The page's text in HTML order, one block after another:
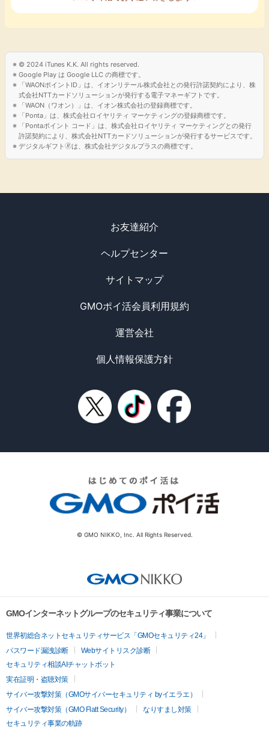
© 2024 iTunes K.K. All rights reserved.
Google Play は Google LLC の商標です。
「WAONポイントID」は、イオンリテール株式会社との発行許諾契約により、株
式会社NTTカードソリューションが発行する電子マネーギフトです。
「WAON（ワオン）」は、イオン株式会社の登録商標です。
「Ponta」は、株式会社ロイヤリティ マーケティングの登録商標です。
「Pontaポイント コード」は、株式会社ロイヤリティ マーケティングとの発行
許諾契約により、株式会社NTTカードソリューションが発行するサービスです。
デジタルギフト🄬は、株式会社デジタルプラスの商標です。
お友達紹介
ヘルプセンター
サイトマップ
GMOポイ活会員利用規約
運営会社
個人情報保護方針
© GMO NIKKO, Inc. All Rights Reserved.
GMOインターネットグループのセキュリティ事業について
世界初総合ネットセキュリティサービス「GMOセキュリティ24」
パスワード漏洩診断
Webサイトリスク診断
セキュリティ相談AIチャットボット
実在証明・盗聴対策
サイバー攻撃対策（GMOサイバーセキュリティ byイエラエ）
サイバー攻撃対策（GMO Flatt Security）
なりすまし対策
セキュリティ事業の軌跡